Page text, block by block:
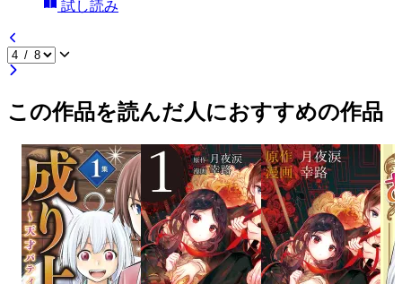
試し読み
この作品を読んだ人におすすめの作品